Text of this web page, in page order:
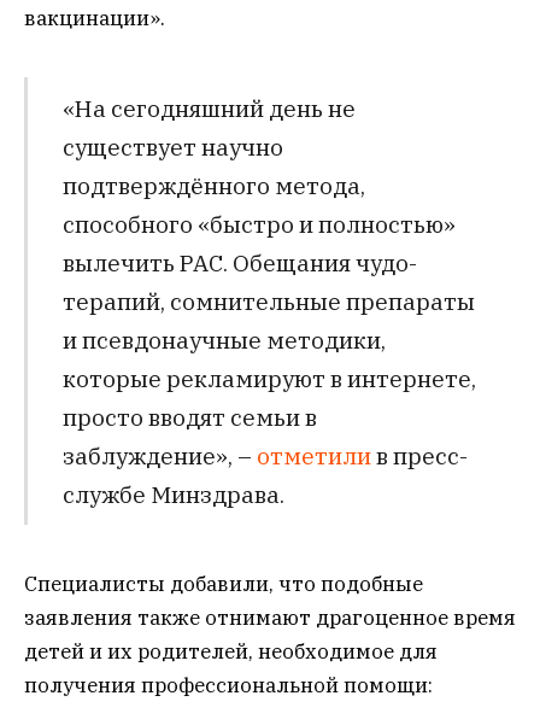
вакцинации».
«На сегодняшний день не
существует научно
подтверждённого метода,
способного «быстро и полностью»
вылечить РАС. Обещания чудо-
терапий, сомнительные препараты
и псевдонаучные методики,
которые рекламируют в интернете,
просто вводят семьи в
заблуждение», – отметилив пресс-
службе Минздрава.
Специалисты добавили, что подобные
заявления также отнимают драгоценное время
детей и их родителей, необходимое для
получения профессиональной помощи: